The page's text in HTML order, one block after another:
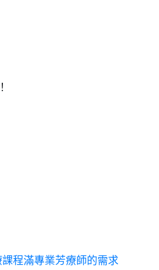
程滿專業芳療師的需求